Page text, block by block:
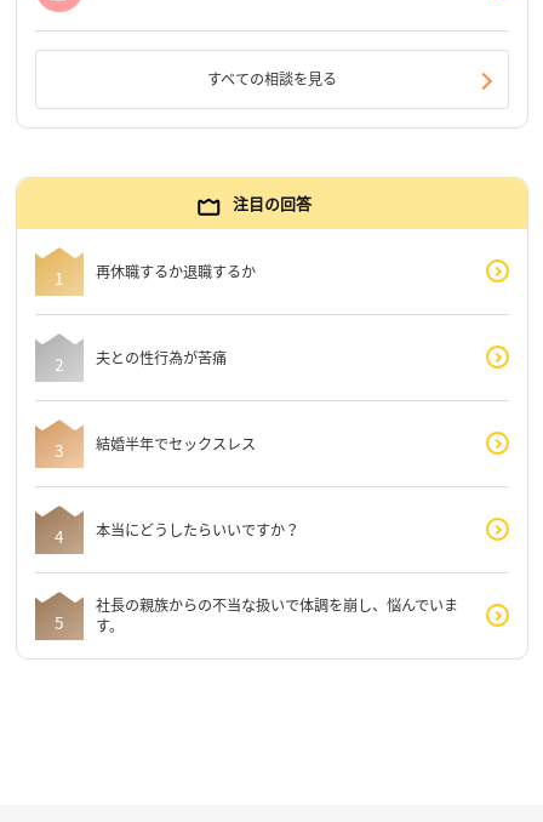
すべての相談を見る
注目の回答
再休職するか退職するか
夫との性行為が苦痛
結婚半年でセックスレス
本当にどうしたらいいですか？
社長の親族からの不当な扱いで体調を崩し、悩んでいま
す。